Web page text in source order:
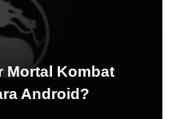
Mortal Kombat
Android?